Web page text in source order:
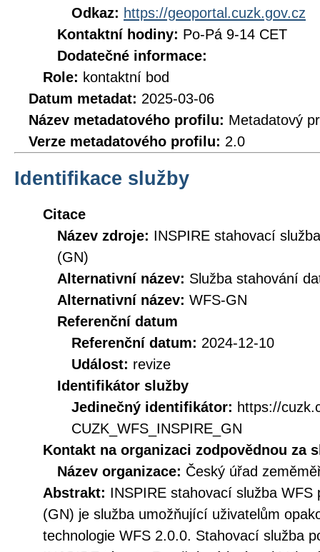
Odkaz: https://geoportal.cuzk.gov.cz
Kontaktní hodiny: Po-Pá 9-14 CET
Dodatečné informace:
Role: kontaktní bod
Datum metadat: 2025-03-06
Název metadatového profilu: Metadatový
Verze metadatového profilu: 2.0
Identifikace služby
Citace
Název zdroje: INSPIRE stahovací
(GN)
Alternativní název: Služba stahování
Alternativní název: WFS-GN
Referenční datum
Referenční datum: 2024-12-10
Událost: revize
Identifikátor služby
Jedinečný identifikátor: https://
CUZK_WFS_INSPIRE_GN
Kontakt na organizaci zodpovědnou za
Název organizace: Český úřad
Abstrakt: INSPIRE stahovací služba
(GN) je služba umožňující uživatelům
technologie WFS 2.0.0. Stahovací služba